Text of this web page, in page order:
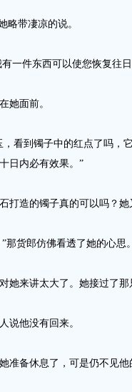
带凄凉的说。
一件东西可以使您恢复往日
面前。
到镯子中的红点了吗，
日内必有效果。”
造的镯子真的可以吗？她
货郎仿佛看透了她的心思
来讲太大了。她接过了那
他没有回来。
备休息了，可是仍不见他